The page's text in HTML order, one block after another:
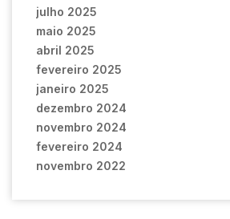
julho 2025
maio 2025
abril 2025
fevereiro 2025
janeiro 2025
dezembro 2024
novembro 2024
fevereiro 2024
novembro 2022